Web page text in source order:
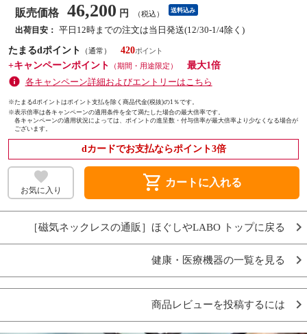
販売価格 46,200 円 （税込） 送料込み
出荷目安： 平日12時までの注文は当日発送(12/30-1/4除く)
たまるdポイント
（通常）
420
+キャンペーンポイント
（期間・用途限定）
最大1倍
各キャンペーン詳細およびエントリーはこちら
※たまるdポイントはポイント支払を除く商品代金(税抜)の1％です。
※表示倍率は各キャンペーンの適用条件を全て満たした場合の最大倍率です。
各キャンペーンの適用状況によっては、ポイントの進呈数・付与倍率が最大倍率より少なくなる場合が
ございます。
dカードでお支払ならポイント3倍
お気に入り shopping_cart カートに入れる
［磁気ネックレスの通販］ほぐしやLABO トップに戻る
健康・医療機器の一覧を見る
商品レビューを投稿するには